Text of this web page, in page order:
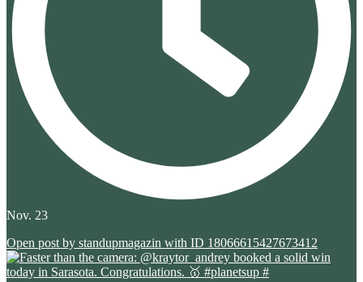
Nov. 23
Open post by standupmagazin with ID 18066615427673412